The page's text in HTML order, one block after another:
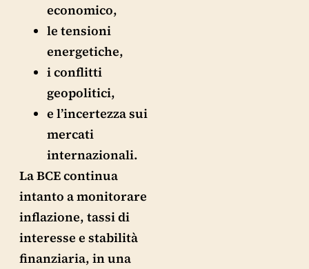
economico,
le tensioni
energetiche,
i conflitti
geopolitici,
e l’incertezza sui
mercati
internazionali.
La BCE continua
intanto a monitorare
inflazione, tassi di
interesse e stabilità
finanziaria, in una